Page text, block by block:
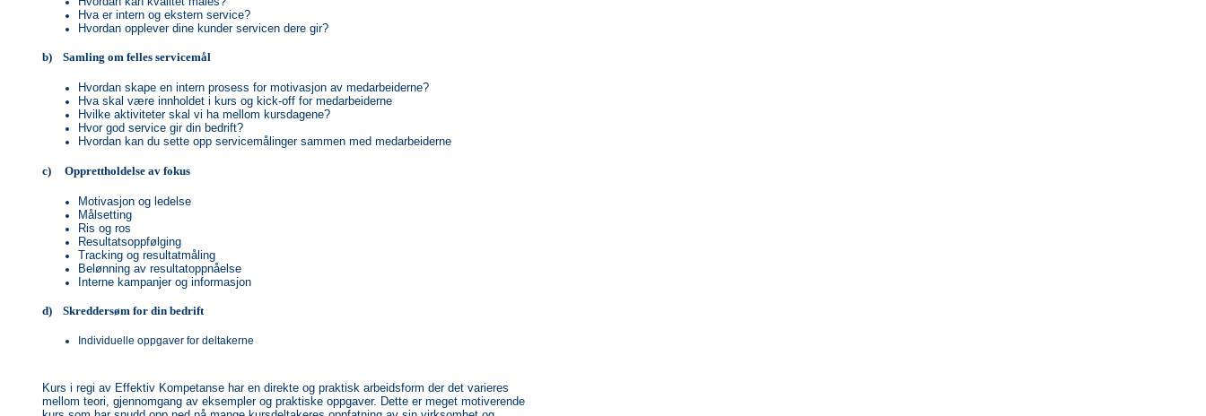
Hva er intern og ekstern service?
Hvordan opplever dine kunder servicen dere gir?
b) Samling om felles servicemål
Hvordan skape en intern prosess for motivasjon av medarbeiderne?
Hva skal være innholdet i kurs og kick-off for medarbeiderne
Hvilke aktiviteter skal vi ha mellom kursdagene?
Hvor god service gir din bedrift?
Hvordan kan du sette opp servicemålinger sammen med medarbeiderne
c) Opprettholdelse av fokus
Motivasjon og ledelse
Målsetting
Ris og ros
Resultatsoppfølging
Tracking og resultatmåling
Belønning av resultatoppnåelse
Interne kampanjer og informasjon
d) Skreddersøm for din bedrift
Individuelle oppgaver for deltakerne
Kurs i regi av Effektiv Kompetanse har en direkte og praktisk arbeidsform der det varieres
mellom teori, gjennomgang av eksempler og praktiske oppgaver. Dette er meget motiverende